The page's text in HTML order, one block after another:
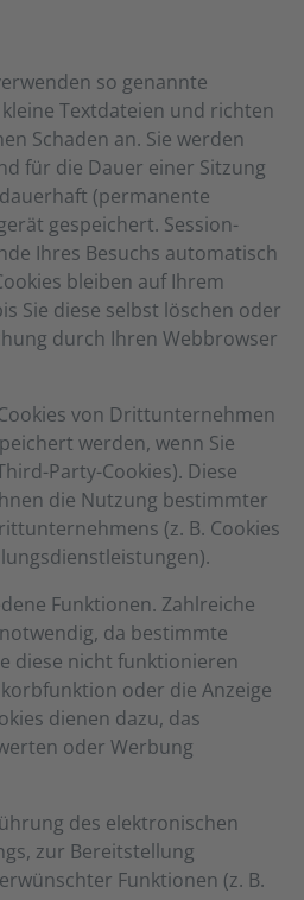
so genannte
kleine Textdateien und richten
Schaden an. Sie werden
für die Dauer einer Sitzung
(permanente
gespeichert. Session-
Ihres Besuchs automatisch
bleiben auf Ihrem
Sie diese selbst löschen oder
durch Ihren Webbrowser
von Drittunternehmen
werden, wenn Sie
Party-Cookies). Diese
die Nutzung bestimmter
(z. B. Cookies
Funktionen. Zahlreiche
da bestimmte
diese nicht funktionieren
oder die Anzeige
dienen dazu, das
oder Werbung
des elektronischen
zur Bereitstellung
Funktionen (z. B.